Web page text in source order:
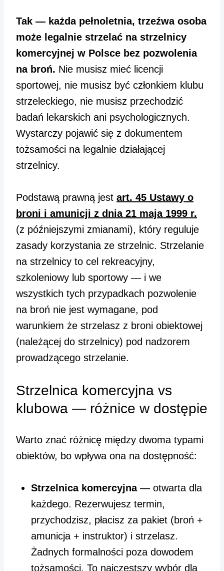
Tak — każda pełnoletnia, trzeźwa osoba
może legalnie strzelać na strzelnicy
komercyjnej w Polsce bez pozwolenia
na broń. Nie musisz mieć licencji
sportowej, nie musisz być członkiem klubu
strzeleckiego, nie musisz przechodzić
badań lekarskich ani psychologicznych.
Wystarczy pojawić się z dokumentem
tożsamości na legalnie działającej
strzelnicy.
Podstawą prawną jest art. 45 Ustawy o
broni i amunicji z dnia 21 maja 1999 r.
(z późniejszymi zmianami), który reguluje
zasady korzystania ze strzelnic. Strzelanie
na strzelnicy to cel rekreacyjny,
szkoleniowy lub sportowy — i we
wszystkich tych przypadkach pozwolenie
na broń nie jest wymagane, pod
warunkiem że strzelasz z broni obiektowej
(należącej do strzelnicy) pod nadzorem
prowadzącego strzelanie.
Strzelnica komercyjna vs
klubowa — różnice w dostępie
Warto znać różnicę między dwoma typami
obiektów, bo wpływa ona na dostępność:
Strzelnica komercyjna— otwarta dla
każdego. Rezerwujesz termin,
przychodzisz, płacisz za pakiet (broń +
amunicja + instruktor) i strzelasz.
Żadnych formalności poza dowodem
tożsamości. To najczęstszy wybór dla